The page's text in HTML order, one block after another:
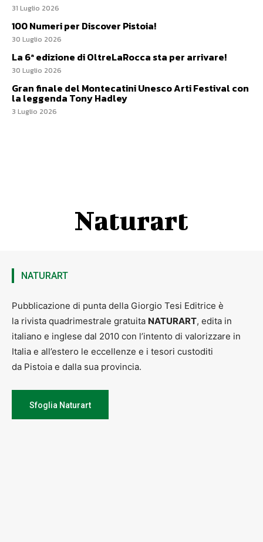
31 Luglio 2026
100 Numeri per Discover Pistoia!
30 Luglio 2026
La 6ª edizione di OltreLaRocca sta per arrivare!
30 Luglio 2026
Gran finale del Montecatini Unesco Arti Festival con
la leggenda Tony Hadley
3 Luglio 2026
Naturart
NATURART
Pubblicazione di punta della Giorgio Tesi Editrice è
la rivista quadrimestrale gratuita NATURART, edita in
italiano e inglese dal 2010 con l’intento di valorizzare in
Italia e all’estero le eccellenze e i tesori custoditi
da Pistoia e dalla sua provincia.
Sfoglia Naturart